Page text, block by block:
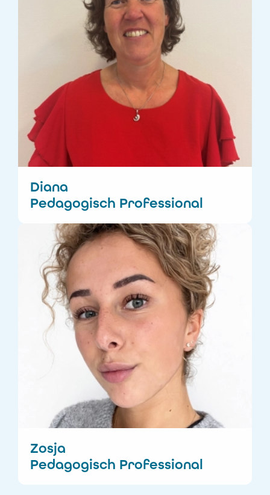
Diana
Pedagogisch Professional
Zosja
Pedagogisch Professional